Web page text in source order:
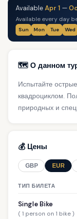
Available Apr 1 —
Available every day
Sun Mon Tue Wed
🗺️ О данном
Испытайте
квадроциклом.
природных и
💰 Цены
GBP EUR
ТИП БИЛЕТА
Single Bike
( 1 person on 1 bike )